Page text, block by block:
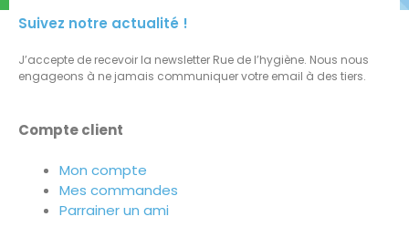
Suivez notre actualité !
J’accepte de recevoir la newsletter Rue de l’hygiène. Nous nous
engageons à ne jamais communiquer votre email à des tiers.
Compte client
Mon compte
Mes commandes
Parrainer un ami